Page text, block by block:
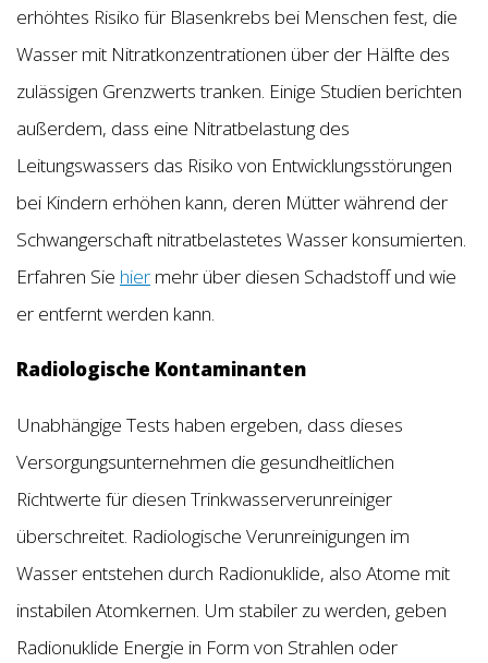
erhöhtes Risiko für Blasenkrebs bei Menschen fest, die
Wasser mit Nitratkonzentrationen über der Hälfte des
zulässigen Grenzwerts tranken. Einige Studien berichten
außerdem, dass eine Nitratbelastung des
Leitungswassers das Risiko von Entwicklungsstörungen
bei Kindern erhöhen kann, deren Mütter während der
Schwangerschaft nitratbelastetes Wasser konsumierten.
Erfahren Sie hier mehr über diesen Schadstoff und wie
er entfernt werden kann.
Radiologische Kontaminanten
Unabhängige Tests haben ergeben, dass dieses
Versorgungsunternehmen die gesundheitlichen
Richtwerte für diesen Trinkwasserverunreiniger
überschreitet. Radiologische Verunreinigungen im
Wasser entstehen durch Radionuklide, also Atome mit
instabilen Atomkernen. Um stabiler zu werden, geben
Radionuklide Energie in Form von Strahlen oder